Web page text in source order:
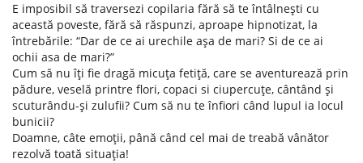
E imposibil să traversezi copilaria fără să te întâlnești cu
această poveste, fără să răspunzi, aproape hipnotizat, la
întrebările: “Dar de ce ai urechile așa de mari? Si de ce ai
ochii asa de mari?”
Cum să nu îți fie dragă micuța fetiță, care se aventurează prin
pădure, veselă printre flori, copaci si ciupercuțe, cântând și
scuturându-și zulufii? Cum să nu te înfiori când lupul ia locul
bunicii?
Doamne, câte emoții, până când cel mai de treabă vânător
rezolvă toată situația!